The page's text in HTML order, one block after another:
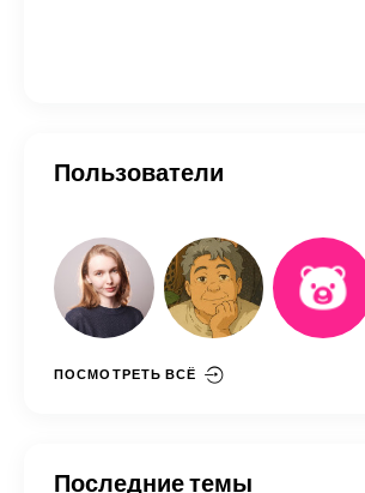
Пользователи
ПОСМОТРЕТЬ ВСЁ
Последние темы